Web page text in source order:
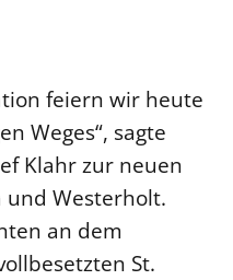
feiern wir heute
Weges“, sagte
Klahr zur neuen
und Westerholt.
an dem
St.